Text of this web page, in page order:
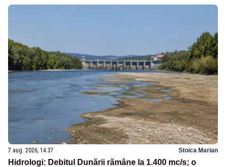
7 aug. 2026, 14:37 Stoica Marian
Hidrologi: Debitul Dunării rămâne la 1.400 mc/s; o